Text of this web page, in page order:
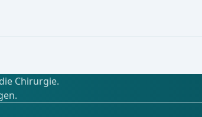
Chirurgie.